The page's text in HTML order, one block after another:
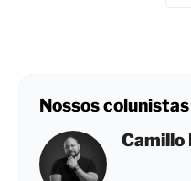
Nossos colunistas
Camillo